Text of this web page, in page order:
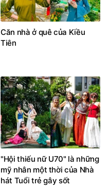
Căn nhà ở quê của Kiều
Tiên
"Hội thiếu nữ U70" là những
mỹ nhân một thời của Nhà
hát Tuổi trẻ gây sốt